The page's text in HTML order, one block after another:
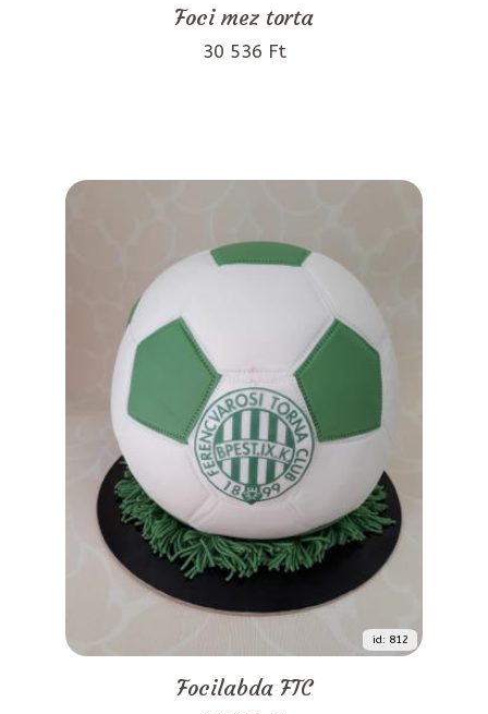
Foci mez torta
30 536 Ft
id: 812
Focilabda FTC